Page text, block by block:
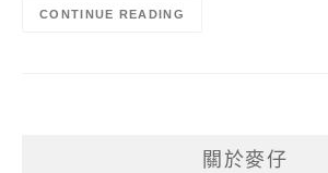
CONTINUE READING
關於麥仔